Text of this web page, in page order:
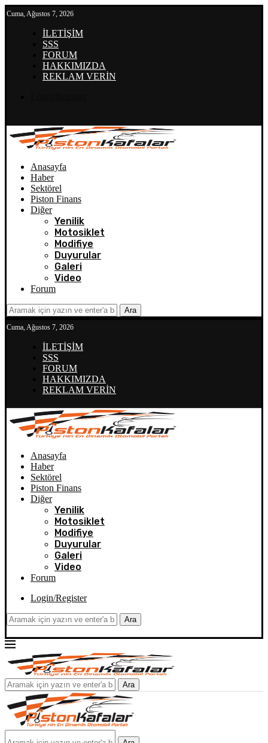
Cuma, Ağustos 7, 2026
İLETİŞİM
SSS
FORUM
HAKKIMIZDA
REKLAM VERİN
Anasayfa
Haber
Sektörel
Piston Finans
Diğer
Yenilik
Motosiklet
Modifiye
Duyurular
Galeri
Video
Forum
Ara
Cuma, Ağustos 7, 2026
İLETİŞİM
SSS
FORUM
HAKKIMIZDA
REKLAM VERİN
Anasayfa
Haber
Sektörel
Piston Finans
Diğer
Yenilik
Motosiklet
Modifiye
Duyurular
Galeri
Video
Forum
Login/Register
Ara
Ara